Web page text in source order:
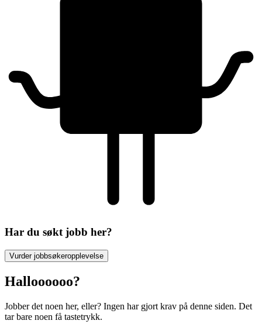
Har du søkt jobb her?
Vurder jobbsøkeropplevelse
Halloooooo?
Jobber det noen her, eller? Ingen har gjort krav på denne siden. Det
tar bare noen få tastetrykk.